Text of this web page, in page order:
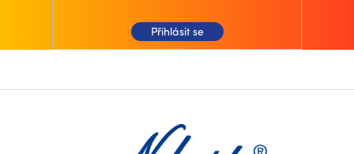
Přihlásit se
á